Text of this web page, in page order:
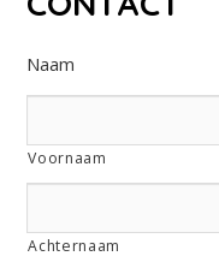
Naam
Voornaam
Achternaam